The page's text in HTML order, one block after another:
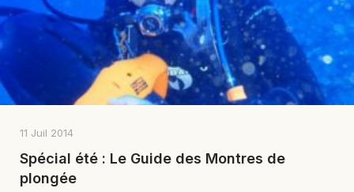
11 Juil 2014
Spécial été : Le Guide des Montres de
plongée